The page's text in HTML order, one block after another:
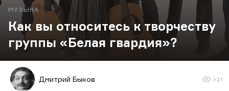
МУЗЫКА
Как вы относитесь к творчеству
группы «Белая гвардия»?
Дмитрий Быков >1т